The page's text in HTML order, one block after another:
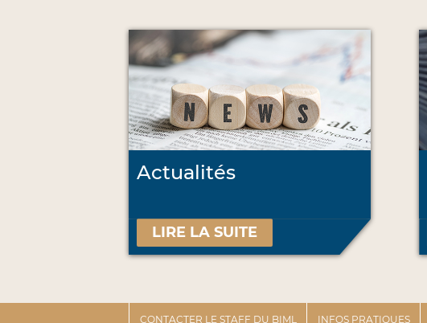
Actualités
LIRE LA SUITE
CONTACTER LE STAFF DU BIML INFOS PRATIQUES